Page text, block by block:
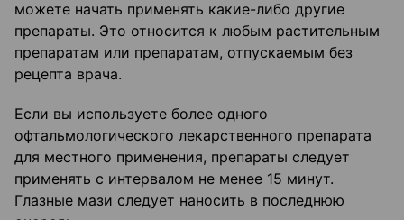
можете начать применять какие-либо другие
препараты. Это относится к любым растительным
препаратам или препаратам, отпускаемым без
рецепта врача.
Если вы используете более одного
офтальмологического лекарственного препарата
для местного применения, препараты следует
применять с интервалом не менее 15 минут.
Глазные мази следует наносить в последнюю